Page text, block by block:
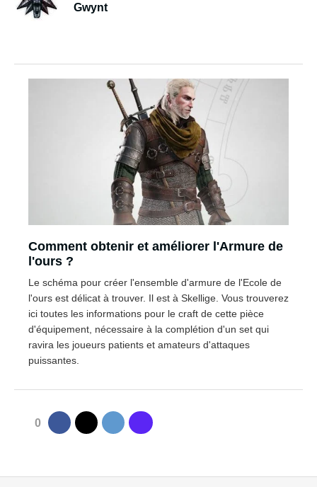
Gwynt
Comment obtenir et améliorer l'Armure de
l'ours ?
Le schéma pour créer l'ensemble d'armure de l'Ecole de
l'ours est délicat à trouver. Il est à Skellige. Vous trouverez
ici toutes les informations pour le craft de cette pièce
d'équipement, nécessaire à la complétion d'un set qui
ravira les joueurs patients et amateurs d'attaques
puissantes.
0